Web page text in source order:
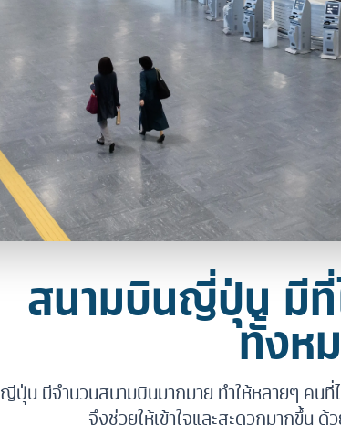
สนามบินญี่ปุ่น มีที่
ทั้งห
ญีปุ่น มีจำนวนสนามบินมากมาย ทำให้หลายๆ คนที่
จึงช่วยให้เข้าใจและสะดวกมากขึ้น